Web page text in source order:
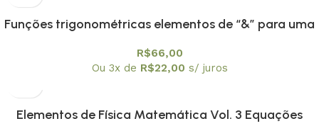
Funções trigonométricas elementos de “&” para uma
R$66,00
Ou 3x de R$22,00 s/ juros
Elementos de Física Matemática Vol. 3 Equações